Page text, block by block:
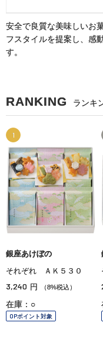
安全で良質な美味しいお
フスタイルを提案し、感
す。
RANKING ランキ
1
銀座あけぼの
それぞれ ＡＫ５３０
3,240 円 （8%税込）
在庫：○
OPポイント対象